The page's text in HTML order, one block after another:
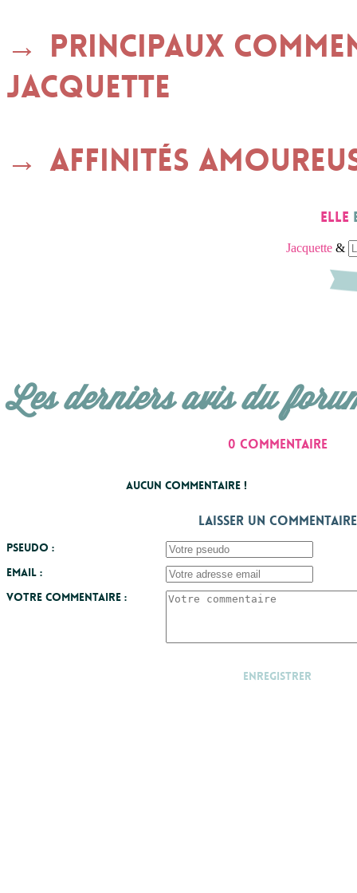
Principaux
JACQUETTE
Affinités
Elle
Jacquette&
Les derniers avis du
0 commentaire
Aucun commentaire !
Laisser un commentaire
Pseudo :
Email :
Votre commentaire :
Enregistrer